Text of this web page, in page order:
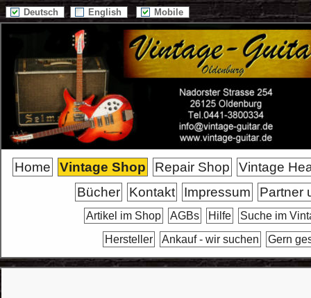
Deutsch English Mobile
Home Vintage Shop Repair Shop
Vintage
Bücher
Kontakt Impressum Partner
Artikel im Shop AGBs Hilfe
Suche im
Hersteller
Ankauf - wir suchen Gern